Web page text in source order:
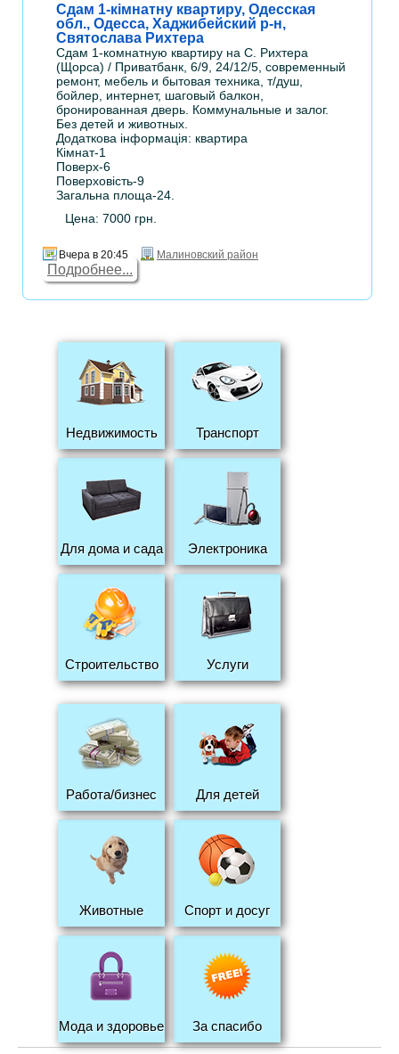
Сдам 1-кімнатну квартиру, Одесская
обл., Одесса, Хаджибейский р-н,
Святослава Рихтера
Сдам 1-комнатную квартиру на С. Рихтера
(Щорса) / Приватбанк, 6/9, 24/12/5, современный
ремонт, мебель и бытовая техника, т/душ,
бойлер, интернет, шаговый балкон,
бронированная дверь. Коммунальные и залог.
Без детей и животных.
Додаткова інформація: квартира
Кімнат-1
Поверх-6
Поверховість-9
Загальна площа-24.
Цена: 7000 грн.
Вчера в 20:45 Малиновский район
Подробнее...
Недвижимость Транспорт
Для дома и сада Электроника
Строительство Услуги
Работа/бизнес Для детей
Животные Спорт и досуг
Мода и здоровье За спасибо